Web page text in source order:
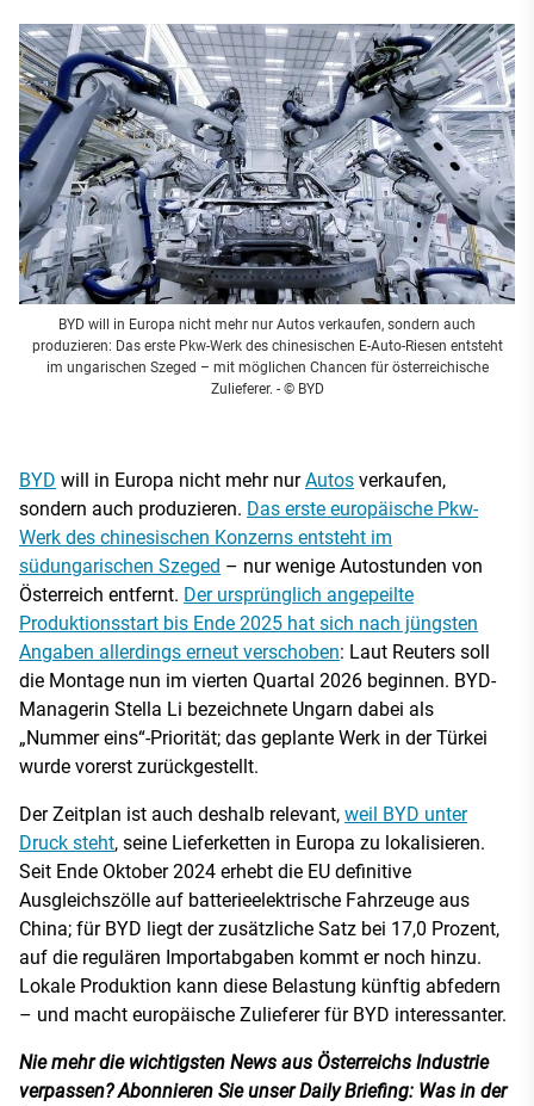
BYD will in Europa nicht mehr nur Autos verkaufen, sondern auch
produzieren: Das erste Pkw-Werk des chinesischen E-Auto-Riesen entsteht
im ungarischen Szeged – mit möglichen Chancen für österreichische
Zulieferer. - © BYD
BYD will in Europa nicht mehr nurAutos verkaufen,
sondern auch produzieren. Das erste europäische Pkw-
Werk des chinesischen Konzerns entsteht im
südungarischen Szeged – nur wenige Autostunden von
Österreich entfernt. Der ursprünglich angepeilte
Produktionsstart bis Ende 2025 hat sich nach jüngsten
Angaben allerdings erneut verschoben: Laut Reuters soll
die Montage nun im vierten Quartal 2026 beginnen. BYD-
Managerin Stella Li bezeichnete Ungarn dabei als
„Nummer eins“-Priorität; das geplante Werk in der Türkei
wurde vorerst zurückgestellt.
Der Zeitplan ist auch deshalb relevant, weil BYD unter
Druck steht, seine Lieferketten in Europa zu lokalisieren.
Seit Ende Oktober 2024 erhebt die EU definitive
Ausgleichszölle auf batterieelektrische Fahrzeuge aus
China; für BYD liegt der zusätzliche Satz bei 17,0 Prozent,
auf die regulären Importabgaben kommt er noch hinzu.
Lokale Produktion kann diese Belastung künftig abfedern
– und macht europäische Zulieferer für BYD interessanter.
Nie mehr die wichtigsten News aus Österreichs Industrie
verpassen? Abonnieren Sie unser Daily Briefing: Was in der